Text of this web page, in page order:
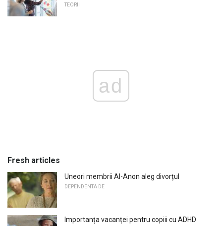
TEORII
ad
Fresh articles
Uneori membrii Al-Anon aleg divorțul
DEPENDENTA DE
Importanța vacanței pentru copiii cu ADHD